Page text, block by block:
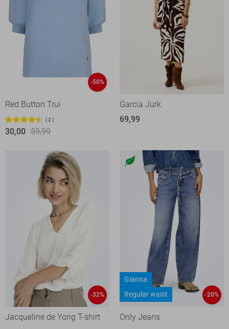
-50%
Red Button Trui
2
30,00 59,99
Garcia Jurk
69,99
-32%
Jacqueline de Yong T-shirt
Gianna
Regular waist
-20%
Only Jeans